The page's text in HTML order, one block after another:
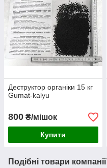
Деструктор органіки 15 кг
Gumat-kalyu
800 ₴/мішок
Купити
Подібні товари компанії